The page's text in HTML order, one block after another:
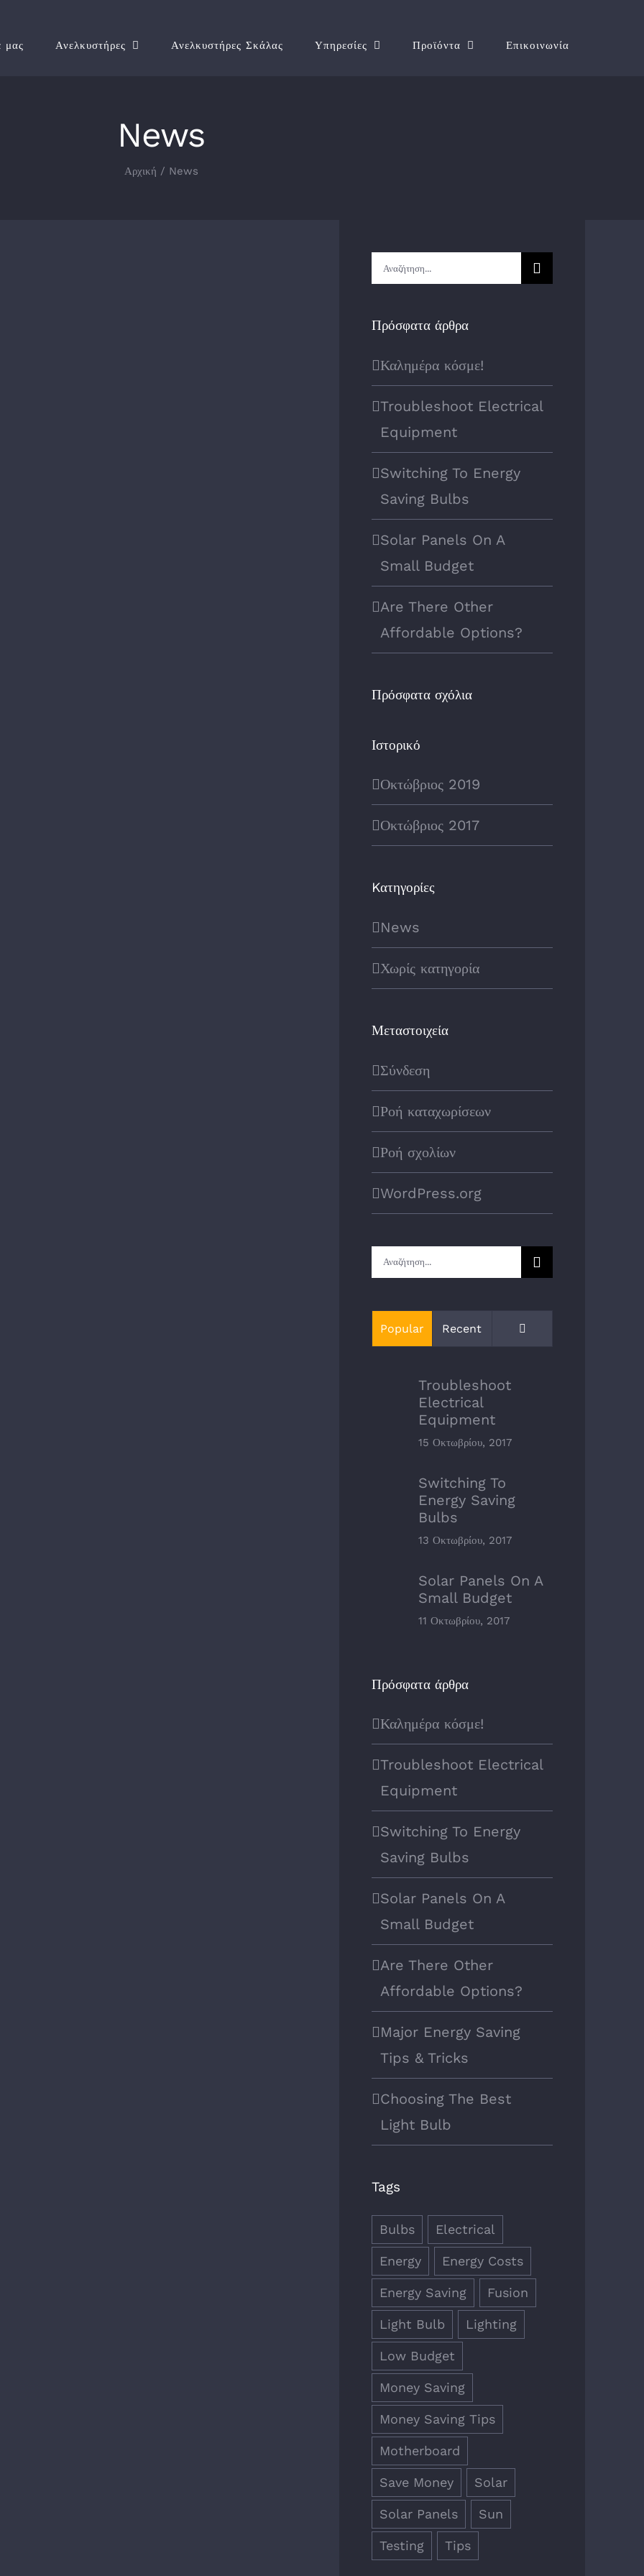
μας Ανελκυστήρες Ανελκυστήρες Σκάλας Υπηρεσίες Προϊόντα Επικοινωνία
News
Αρχική / News
Αναζήτηση
Πρόσφατα άρθρα
Καλημέρα κόσμε!
Troubleshoot Electrical
Equipment
Switching To Energy
Saving Bulbs
Solar Panels On A
Small Budget
Are There Other
Affordable Options?
Πρόσφατα σχόλια
Ιστορικό
Οκτώβριος 2019
Οκτώβριος 2017
Kατηγορίες
News
Χωρίς κατηγορία
Μεταστοιχεία
Σύνδεση
Ροή καταχωρίσεων
Ροή σχολίων
WordPress.org
Αναζήτηση
Popular Recent
Troubleshoot
Electrical
Equipment
15 Οκτωβρίου, 2017
Switching To
Energy Saving
Bulbs
13 Οκτωβρίου, 2017
Solar Panels On A
Small Budget
11 Οκτωβρίου, 2017
Πρόσφατα άρθρα
Καλημέρα κόσμε!
Troubleshoot Electrical
Equipment
Switching To Energy
Saving Bulbs
Solar Panels On A
Small Budget
Are There Other
Affordable Options?
Major Energy Saving
Tips & Tricks
Choosing The Best
Light Bulb
Tags
Bulbs Electrical
Energy Energy Costs
Energy Saving Fusion
Light Bulb Lighting
Low Budget
Money Saving
Money Saving Tips
Motherboard
Save Money Solar
Solar Panels Sun
Testing Tips